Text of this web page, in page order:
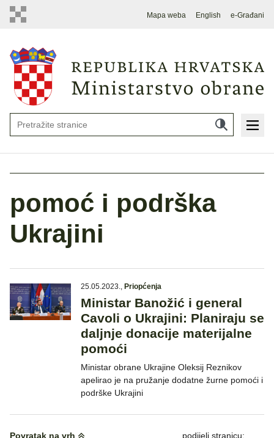
Mapa weba English e-Građani
pomoć i podrška
Ukrajini
25.05.2023., Priopćenja
Ministar Banožić i general
Cavoli o Ukrajini: Planiraju se
daljnje donacije materijalne
pomoći
Ministar obrane Ukrajine Oleksij Reznikov
apelirao je na pružanje dodatne žurne pomoći i
podrške Ukrajini
Povratak na vrh podijeli stranicu: